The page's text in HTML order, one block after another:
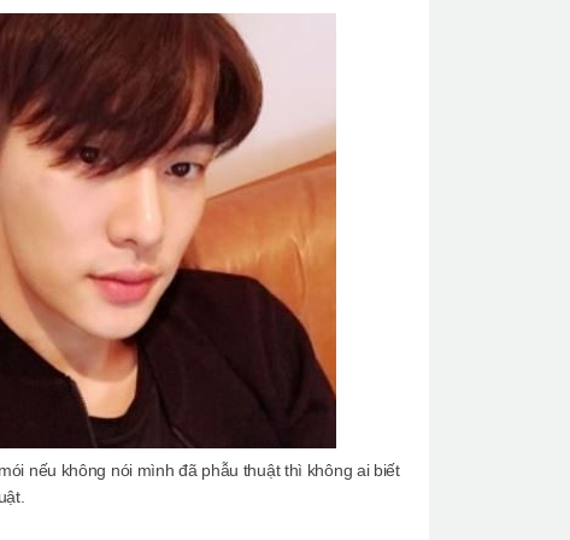
nếu không nói mình đã phẫu thuật thì không ai biết